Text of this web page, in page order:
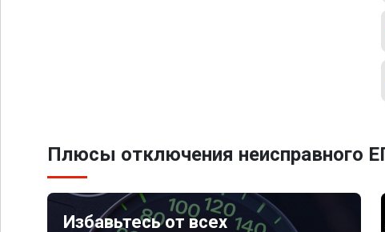
Плюсы отключения неисправного
Избавьтесь от всех